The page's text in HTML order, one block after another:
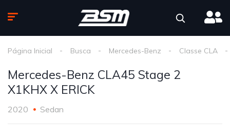
Página Inicial Busca Mercedes-Benz Classe CLA
Mercedes-Benz CLA45 Stage 2
X1KHX X ERICK
2020 Sedan